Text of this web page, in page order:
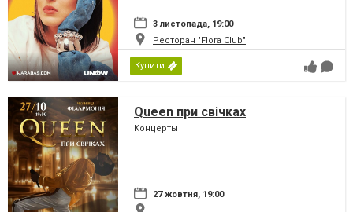
3 листопада, 19:00
Ресторан "Flora Club"
Купити
Queen при свічках
Концерты
27 жовтня, 19:00